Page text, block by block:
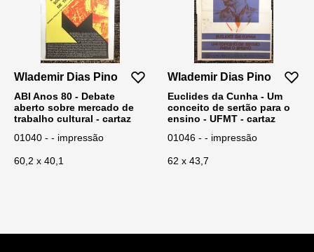
Wlademir Dias Pino
ABI Anos 80 - Debate
aberto sobre mercado de
trabalho cultural - cartaz
01040 - - impressão
60,2 x 40,1
Wlademir Dias Pino
Euclides da Cunha - Um
conceito de sertão para o
ensino - UFMT - cartaz
01046 - - impressão
62 x 43,7